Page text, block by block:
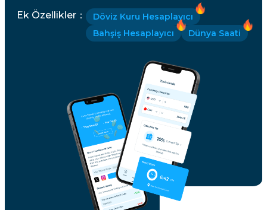
Ek Özellikler ：
Döviz Kuru Hesaplayıcı
Bahşiş Hesaplayıcı
Dünya Saati